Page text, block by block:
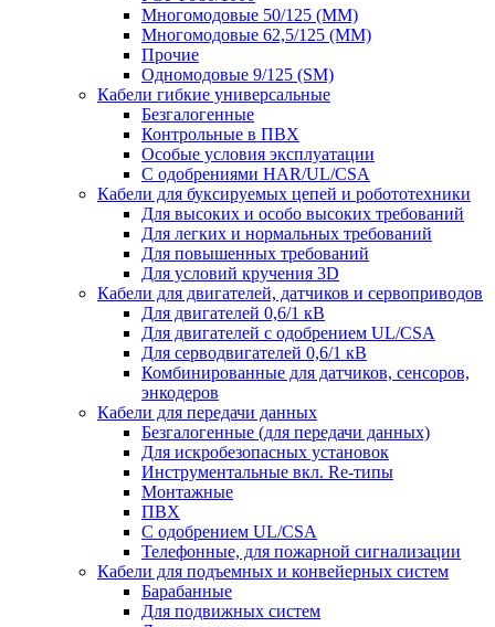
Многомодовые 50/125 (ММ)
Многомодовые 62,5/125 (ММ)
Прочие
Одномодовые 9/125 (SM)
Кабели гибкие универсальные
Безгалогенные
Контрольные в ПВХ
Особые условия эксплуатации
С одобрениями HAR/UL/CSA
Кабели для буксируемых цепей и робототехники
Для высоких и особо высоких требований
Для легких и нормальных требований
Для повышенных требований
Для условий кручения 3D
Кабели для двигателей, датчиков и сервоприводов
Для двигателей 0,6/1 кВ
Для двигателей с одобрением UL/CSA
Для серводвигателей 0,6/1 кВ
Комбинированные для датчиков, cенсоров,
энкодеров
Кабели для передачи данных
Безгалогенные (для передачи данных)
Для искробезопасных установок
Инструментальные вкл. Re-типы
Монтажные
ПВХ
С одобрением UL/CSA
Телефонные, для пожарной сигнализации
Кабели для подъемных и конвейерных систем
Барабанные
Для подвижных систем